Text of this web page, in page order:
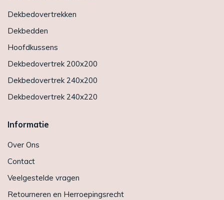
Dekbedovertrekken
Dekbedden
Hoofdkussens
Dekbedovertrek 200x200
Dekbedovertrek 240x200
Dekbedovertrek 240x220
Informatie
Over Ons
Contact
Veelgestelde vragen
Retourneren en Herroepingsrecht